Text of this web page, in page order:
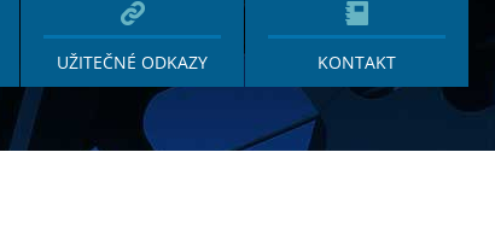
UŽITEČNÉ ODKAZY KONTAKT